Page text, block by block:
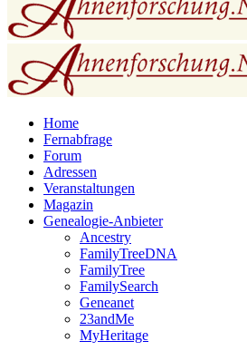
Home
Fernabfrage
Forum
Adressen
Veranstaltungen
Magazin
Genealogie-Anbieter
Ancestry
FamilyTreeDNA
FamilyTree
FamilySearch
Geneanet
23andMe
MyHeritage